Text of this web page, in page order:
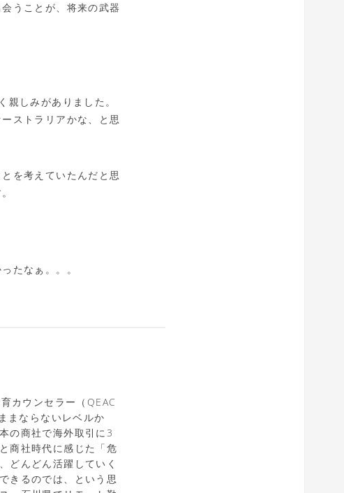
うことが、将来の武器
しみがありました。
ストラリアかな、と思
を考えていたんだと思
たなぁ。。。
カウンセラー（QEAC
まならないレベルか
の商社で海外取引に3
商社時代に感じた「危
どんどん活躍していく
きるのでは、という思